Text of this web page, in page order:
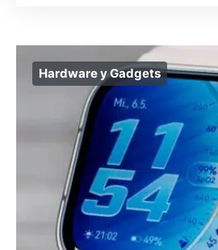
Hardware y Gadgets